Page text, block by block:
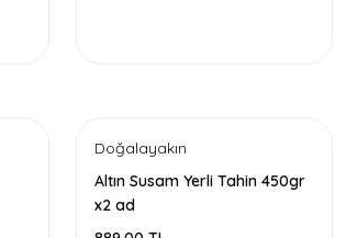
Doğalayakın
Altın Susam Yerli Tahin 450gr
x2 ad